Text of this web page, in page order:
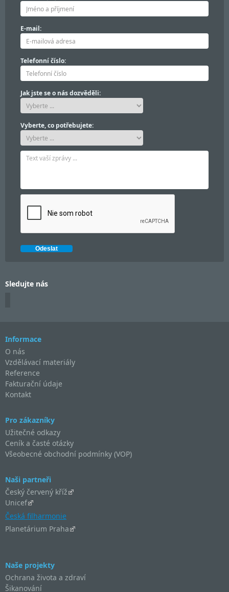
E-mail:
Telefonní číslo:
Jak jste se o nás dozvěděli:
Vyberte, co potřebujete:
Sledujte nás
Informace
O nás
Vzdělávací materiály
Reference
Fakturační údaje
Kontakt
Pro zákazníky
Užitečné odkazy
Ceník a časté otázky
Všeobecné obchodní podmínky (VOP)
Naši partneři
Český červený kříž
Unicef
Česká filharmonie
Planetárium Praha
Naše projekty
Ochrana života a zdraví
Šikanování